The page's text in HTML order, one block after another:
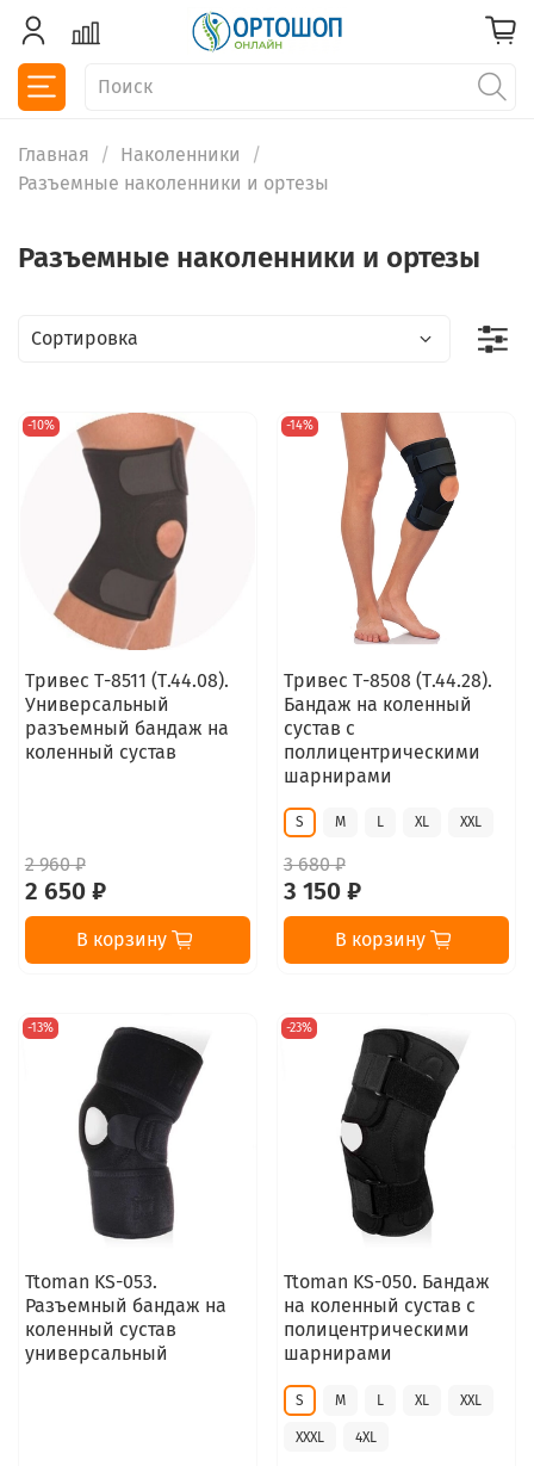
Главная
Наколенники
Разъемные наколенники и ортезы
Разъемные наколенники и ортезы
-10%
Тривес Т-8511 (Т.44.08).
Универсальный
разъемный бандаж на
коленный сустав
2 960 ₽
2 650 ₽
В корзину
-14%
Тривес Т-8508 (Т.44.28).
Бандаж на коленный
сустав с
поллицентрическими
шарнирами
S M L XL XXL
3 680 ₽
3 150 ₽
В корзину
-13%
Ttoman KS-053.
Разъемный бандаж на
коленный сустав
универсальный
-23%
Ttoman KS-050. Бандаж
на коленный сустав с
полицентрическими
шарнирами
S M L XL XXL
XXXL 4XL